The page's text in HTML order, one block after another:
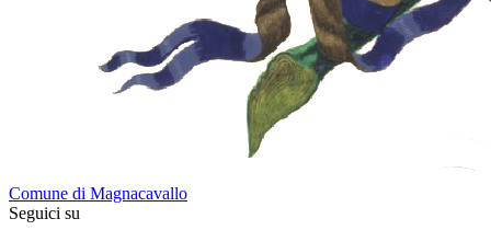
Comune di Magnacavallo
Seguici su